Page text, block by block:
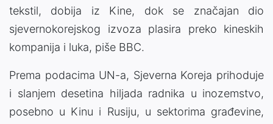
tekstil, dobija iz Kine, dok se značajan dio
sjevernokorejskog izvoza plasira preko kineskih
kompanija i luka, piše BBC.
Prema podacima UN-a, Sjeverna Koreja prihoduje
i slanjem desetina hiljada radnika u inozemstvo,
posebno u Kinu i Rusiju, u sektorima građevine,